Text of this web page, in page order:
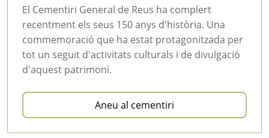
El Cementiri General de Reus ha complert
recentment els seus 150 anys d'història. Una
commemoració que ha estat protagonitzada per
tot un seguit d'activitats culturals i de divulgació
d'aquest patrimoni.
Aneu al cementiri